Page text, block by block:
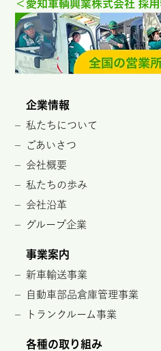
企業情報
私たちについて
ごあいさつ
会社概要
私たちの歩み
会社沿革
グループ企業
事業案内
新車輸送事業
自動車部品倉庫管理事業
トランクルーム事業
各種の取り組み